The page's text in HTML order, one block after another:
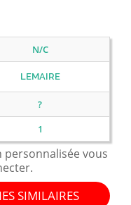
N/C
LEMAIRE
?
1
vous
SIMILAIRES